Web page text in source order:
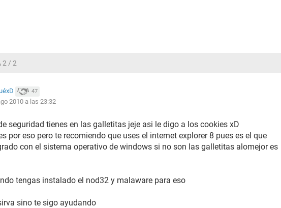
2 / 2
47
2010 a las 23:32
seguridad tienes en las galletitas jeje asi le digo a los cookies xD
por eso pero te recomiendo que uses el internet explorer 8 pues es el que
con el sistema operativo de windows si no son las galletitas alomejor es
tengas instalado el nod32 y malaware para eso
sino te sigo ayudando